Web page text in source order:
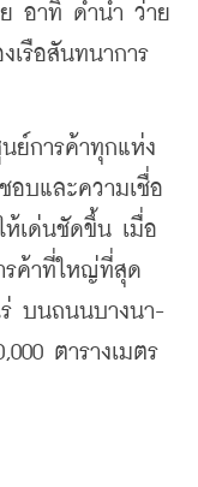
อาทิ ดำน้ำ ว่าย
เรือสันทนาการ
การค้าทุกแห่ง
บและความเชื่อ
ห้เด่นชัดขึ้น เมื่อ
รค้าที่ใหญ่ที่สุด
ร่ บนถนนบางนา-
ตารางเมตร